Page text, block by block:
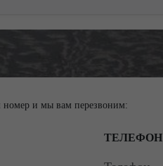
номер и мы вам перезвоним:
ТЕЛЕФОН